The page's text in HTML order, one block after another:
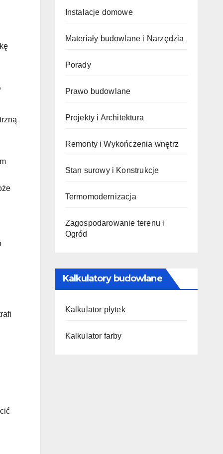
Instalacje domowe
Materiały budowlane i Narzędzia
Porady
Prawo budowlane
Projekty i Architektura
Remonty i Wykończenia wnętrz
Stan surowy i Konstrukcje
Termomodernizacja
Zagospodarowanie terenu i
Ogród
Kalkulatory budowlane
Kalkulator płytek
Kalkulator farby